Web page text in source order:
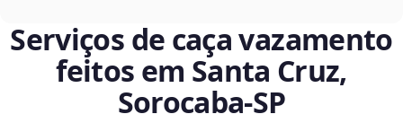
Serviços de caça vazamento
feitos em Santa Cruz,
Sorocaba‑SP